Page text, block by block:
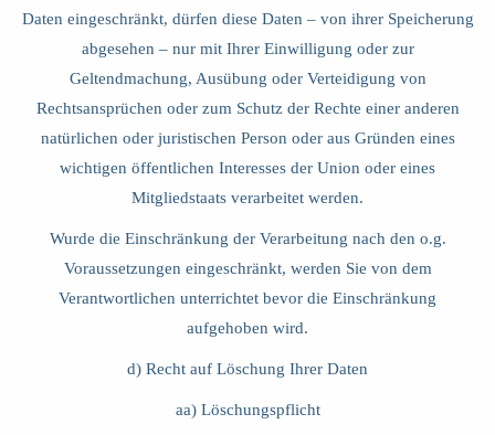
Daten eingeschränkt, dürfen diese Daten – von ihrer Speicherung
abgesehen – nur mit Ihrer Einwilligung oder zur
Geltendmachung, Ausübung oder Verteidigung von
Rechtsansprüchen oder zum Schutz der Rechte einer anderen
natürlichen oder juristischen Person oder aus Gründen eines
wichtigen öffentlichen Interesses der Union oder eines
Mitgliedstaats verarbeitet werden.
Wurde die Einschränkung der Verarbeitung nach den o.g.
Voraussetzungen eingeschränkt, werden Sie von dem
Verantwortlichen unterrichtet bevor die Einschränkung
aufgehoben wird.
d) Recht auf Löschung Ihrer Daten
aa) Löschungspflicht